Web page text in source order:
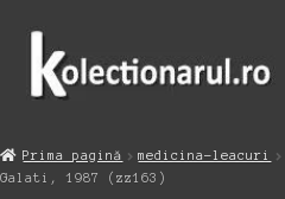
Sari
navigare
Sari
conținut
Magazin
Prima pagină medicina-leacuri
Galati, 1987 (zz163)